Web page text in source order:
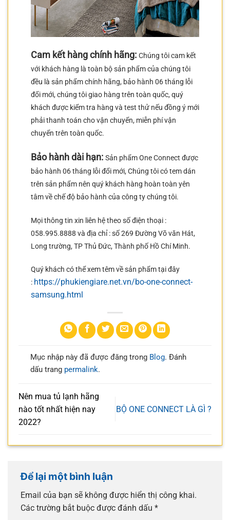
Cam kết hàng chính hãng: Chúng tôi cam kết
với khách hàng là toàn bộ sản phẩm của chúng tôi
đều là sản phẩm chính hãng, bảo hành 06 tháng lỗi
đổi mới, chúng tôi giao hàng trên toàn quốc, quý
khách được kiểm tra hàng và test thử nếu đồng ý mới
phải thanh toán cho vận chuyển, miễn phí vận
chuyển trên toàn quốc.
Bảo hành dài hạn: Sản phẩm One Connect được
bảo hành 06 tháng lỗi đổi mới, Chúng tôi có tem dán
trên sản phẩm nên quý khách hàng hoàn toàn yên
tâm về chế độ bảo hành của công ty chúng tôi.
Mọi thông tin xin liên hệ theo số điện thoại :
058.995.8888 và địa chỉ : số 269 Đường Võ văn Hát,
Long trường, TP Thủ Đức, Thành phố Hồ Chí Minh.
Quý khách có thể xem têm về sản phẩm tại đây
: https://phukiengiare.net.vn/bo-one-connect-
samsung.html
Mục nhập này đã được đăng trong Blog. Đánh
dấu trang permalink.
Nên mua tủ lạnh hãng
nào tốt nhất hiện nay
2022?
BỘ ONE CONNECT LÀ GÌ ?
Để lại một bình luận
Email của bạn sẽ không được hiển thị công khai.
Các trường bắt buộc được đánh dấu *